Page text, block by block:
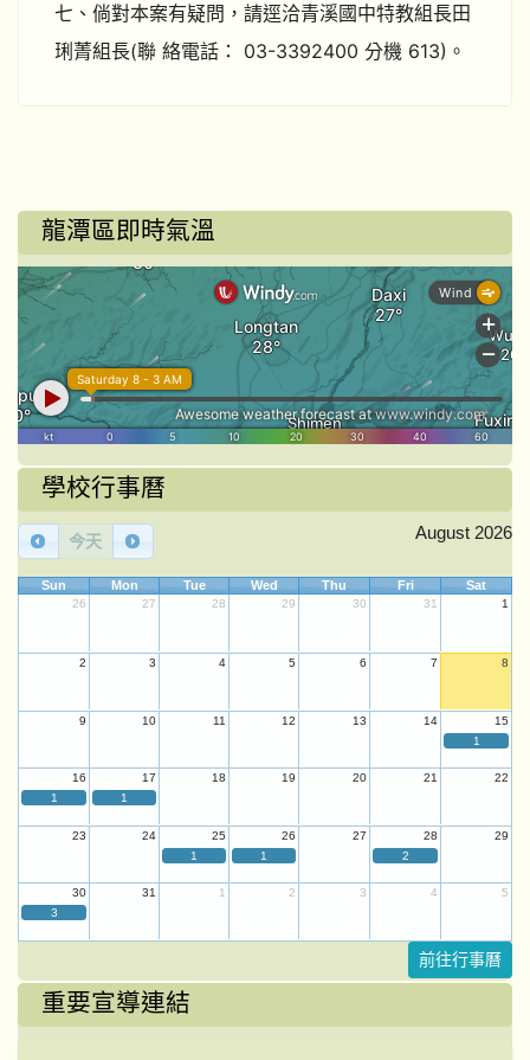
七、倘對本案有疑問，請逕洽青溪國中特教組長田
琍菁組長(聯 絡電話： 03-3392400 分機 613)。
龍潭區即時氣溫
學校行事曆
今天 August 2026
Sun Mon Tue Wed Thu Fri Sat
26 27 28 29 30 31 1
2 3 4 5 6 7 8
9 10 11 12 13 14
15
1
16 17 18 19 20 21
22
1
1
23 24 25 26 27 28
29
1
1 2
30 31 1 2 3 4
5
3
前往行事曆
重要宣導連結